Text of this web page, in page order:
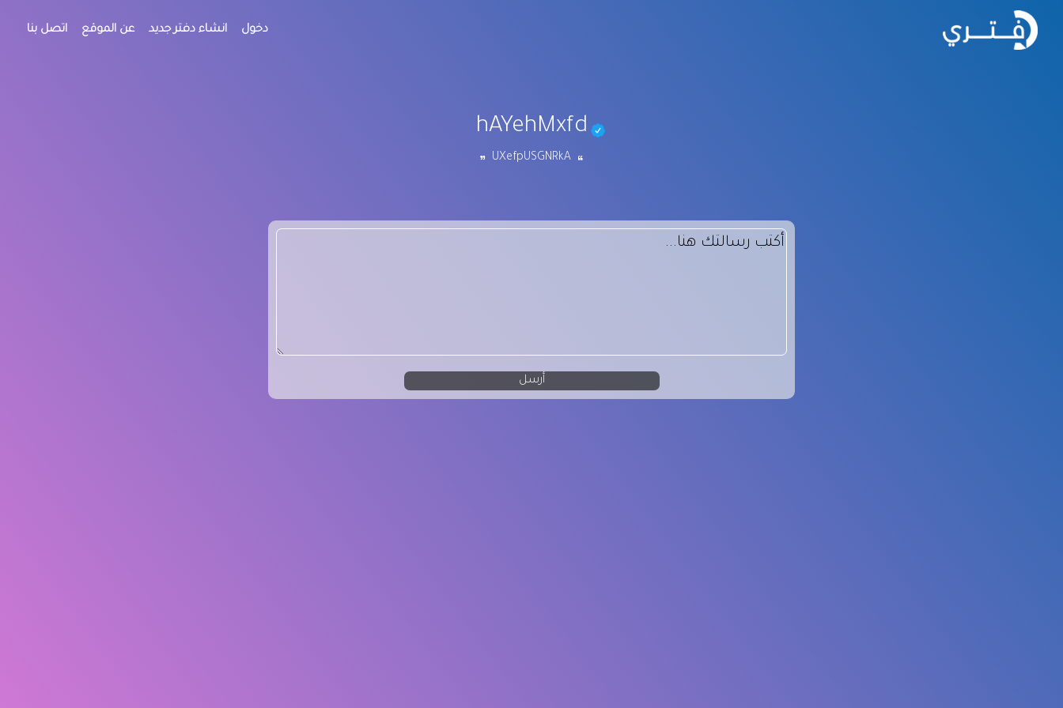
دخول انشاء دفتر جديد عن الموقع اتصل بنا
hAYehMxfd